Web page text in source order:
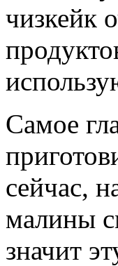
чизкейк
Самое
сейчас,
малины
значит